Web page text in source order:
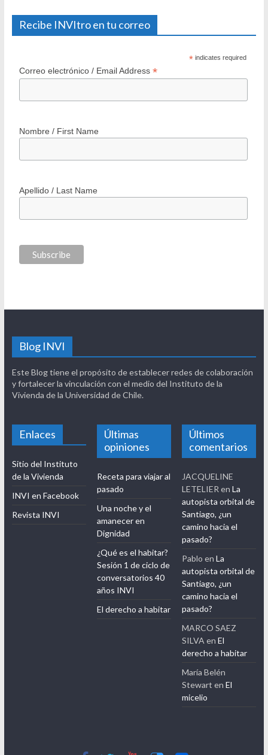
Recibe INVItro en tu correo
* indicates required
Correo electrónico / Email Address *
Nombre / First Name
Apellido / Last Name
Blog INVI
Este Blog tiene el propósito de establecer redes de colaboración
y fortalecer la vinculación con el medio del Instituto de la
Vivienda de la Universidad de Chile.
Enlaces
Sitio del Instituto
de la Vivienda
INVI en Facebook
Revista INVI
Últimas
opiniones
Receta para viajar al
pasado
Una noche y el
amanecer en
Dignidad
¿Qué es el habitar?
Sesión 1 de ciclo de
conversatorios 40
años INVI
El derecho a habitar
Últimos
comentarios
JACQUELINE
LETELIER enLa
autopista orbital de
Santiago, ¿un
camino hacia el
pasado?
Pablo enLa
autopista orbital de
Santiago, ¿un
camino hacia el
pasado?
MARCO SAEZ
SILVA enEl
derecho a habitar
María Belén
Stewart enEl
micelio